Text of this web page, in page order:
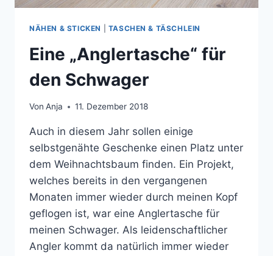
NÄHEN & STICKEN TASCHEN & TÄSCHLEIN
Eine „Anglertasche“ für
den Schwager
Von Anja 11. Dezember 2018
Auch in diesem Jahr sollen einige
selbstgenähte Geschenke einen Platz unter
dem Weihnachtsbaum finden. Ein Projekt,
welches bereits in den vergangenen
Monaten immer wieder durch meinen Kopf
geflogen ist, war eine Anglertasche für
meinen Schwager. Als leidenschaftlicher
Angler kommt da natürlich immer wieder